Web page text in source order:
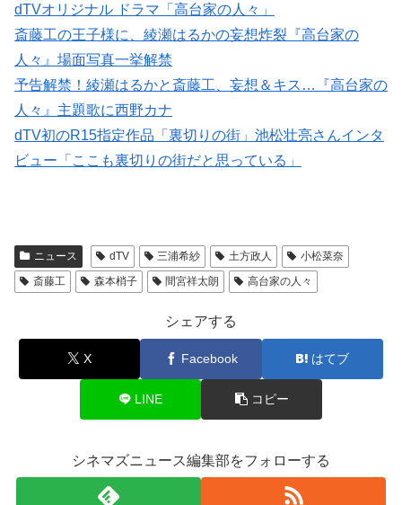
dTVオリジナル ドラマ「高台家の人々」
斎藤工の王子様に、綾瀬はるかの妄想炸裂『高台家の
人々』場面写真一挙解禁
予告解禁！綾瀬はるかと斎藤工、妄想＆キス…『高台家の
人々』主題歌に西野カナ
dTV初のR15指定作品「裏切りの街」池松壮亮さんインタ
ビュー「ここも裏切りの街だと思っている」
ニュース dTV 三浦希紗 土方政人
小松菜奈
斎藤工
森本梢子 間宮祥太朗 高台家の人々
シェアする
X Facebook はてブ
LINE コピー
シネマズニュース編集部をフォローする